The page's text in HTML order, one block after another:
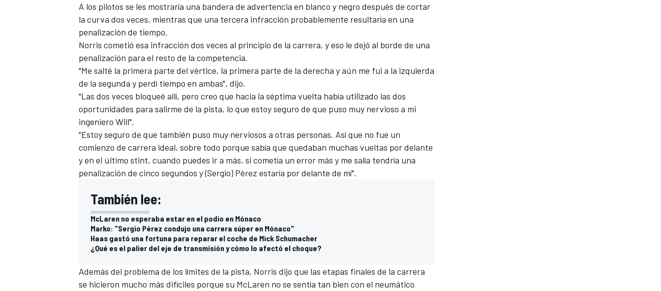
FÓRMULA E
A los pilotos se les mostraría una bandera de advertencia en blanco y negro después de cortar
la curva dos veces, mientras que una tercera infracción probablemente resultaría en una
penalización de tiempo.
Norris cometió esa infracción dos veces al principio de la carrera, y eso le dejó al borde de una
penalización para el resto de la competencia.
"Me salté la primera parte del vértice, la primera parte de la derecha y aún me fui a la izquierda
de la segunda y perdí tiempo en ambas", dijo.
"Las dos veces bloqueé allí, pero creo que hacia la séptima vuelta había utilizado las dos
oportunidades para salirme de la pista, lo que estoy seguro de que puso muy nervioso a mi
ingeniero Will".
"Estoy seguro de que también puso muy nerviosos a otras personas. Así que no fue un
comienzo de carrera ideal, sobre todo porque sabía que quedaban muchas vueltas por delante
y en el último stint, cuando puedes ir a más, si cometía un error más y me salía tendría una
penalización de cinco segundos y (Sergio) Pérez estaría por delante de mí".
También lee:
McLaren no esperaba estar en el podio en Mónaco
Marko: "Sergio Pérez condujo una carrera súper en Mónaco"
Haas gastó una fortuna para reparar el coche de Mick Schumacher
¿Qué es el palier del eje de transmisión y cómo lo afectó el choque?
Además del problema de los límites de la pista, Norris dijo que las etapas finales de la carrera
se hicieron mucho más difíciles porque su McLaren no se sentía tan bien con el neumático